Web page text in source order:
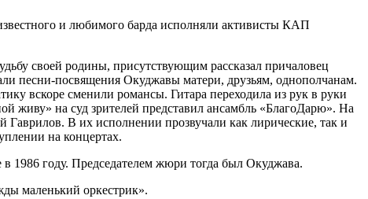
и любимого барда исполняли активисты КАП
своей родины, присутствующим рассказал причаловец
песни-посвящения Окуджавы матери, друзьям, однополчанам.
вскоре сменили романсы. Гитара переходила из рук в руки
живу» на суд зрителей представил ансамбль «БлагоДарю». На
В их исполнении прозвучали как лирические, так и
на концертах.
1986 году. Председателем жюри тогда был Окуджава.
маленький оркестрик».